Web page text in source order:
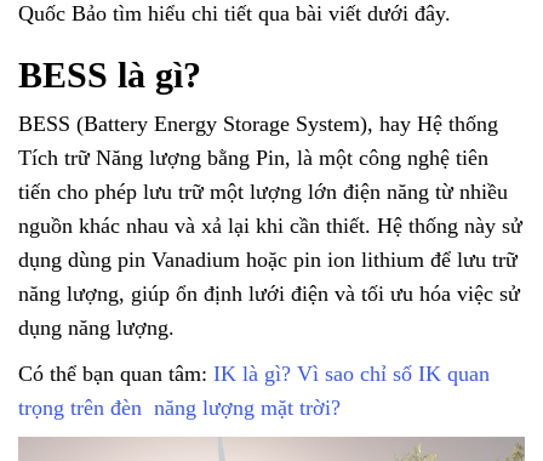
Quốc Bảo tìm hiểu chi tiết qua bài viết dưới đây.
BESS là gì?
BESS (Battery Energy Storage System), hay Hệ thống
Tích trữ Năng lượng bằng Pin, là một công nghệ tiên
tiến cho phép lưu trữ một lượng lớn điện năng từ nhiều
nguồn khác nhau và xả lại khi cần thiết. Hệ thống này sử
dụng dùng pin Vanadium hoặc pin ion lithium để lưu trữ
năng lượng, giúp ổn định lưới điện và tối ưu hóa việc sử
dụng năng lượng.
Có thể bạn quan tâm: IK là gì​? Vì sao chỉ số IK quan
trọng trên đèn năng lượng mặt trời?